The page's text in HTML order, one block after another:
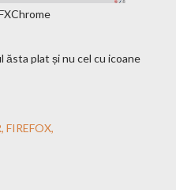
ăsta plat și nu cel cu icoane
FIREFOX